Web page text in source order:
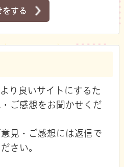
をする
り良いサイトにするた
ご感想をお聞かせくだ
見・ご感想には返信で
さい。